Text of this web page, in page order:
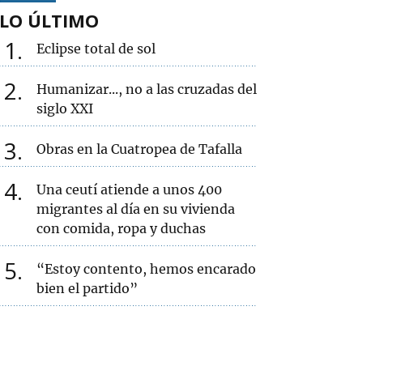
LO ÚLTIMO
1 Eclipse total de sol
2
Humanizar..., no a las cruzadas del
siglo XXI
3 Obras en la Cuatropea de Tafalla
4
Una ceutí atiende a unos 400
migrantes al día en su vivienda
con comida, ropa y duchas
5
“Estoy contento, hemos encarado
bien el partido”